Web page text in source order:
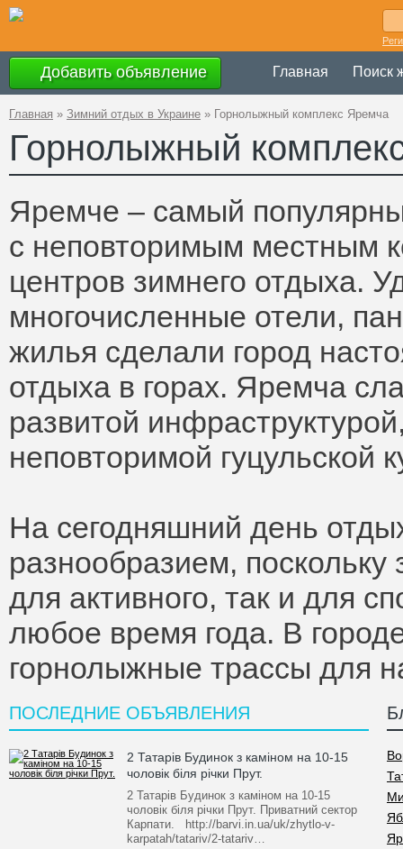
Добавить объявление Главная Поиск
Главная » Зимний отдых в Украине » Горнолыжный комплекс Яремча
Горнолыжный
Яремче – самый
с неповторимым местным
центров зимнего отдыха.
многочисленные отели,
жилья сделали город
отдыха в горах. Яремча
развитой
неповторимой гуцульской
На сегодняшний день
разнообразием, поскольку
для активного, так и для
любое время года. В
горнолыжные трассы для
ПОСЛЕДНИЕ ОБЪЯВЛЕНИЯ
2 Татарів Будинок з каміном на 10-15
чоловік біля річки Прут.
2 Татарів Будинок з каміном на 10-15
чоловік біля річки Прут. Приватний сектор
Карпати. http://barvi.in.ua/uk/zhytlo-v-
karpatah/tatariv/2-tatariv…